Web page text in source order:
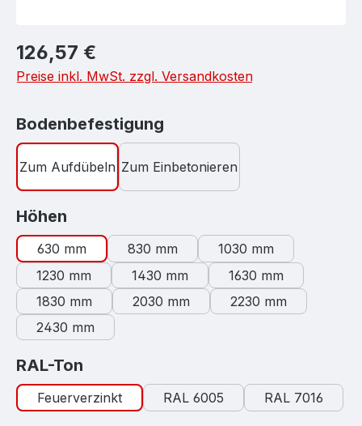
Regulärer Preis:
126,57 €
Preise inkl. MwSt. zzgl. Versandkosten
Bodenbefestigung
Zum Aufdübeln Zum Einbetonieren
Höhen
630 mm 830 mm
1030 mm
1230 mm
1430 mm
1630 mm
1830 mm
2030 mm
2230 mm
2430 mm
RAL-Ton
Feuerverzinkt RAL 6005 RAL 7016